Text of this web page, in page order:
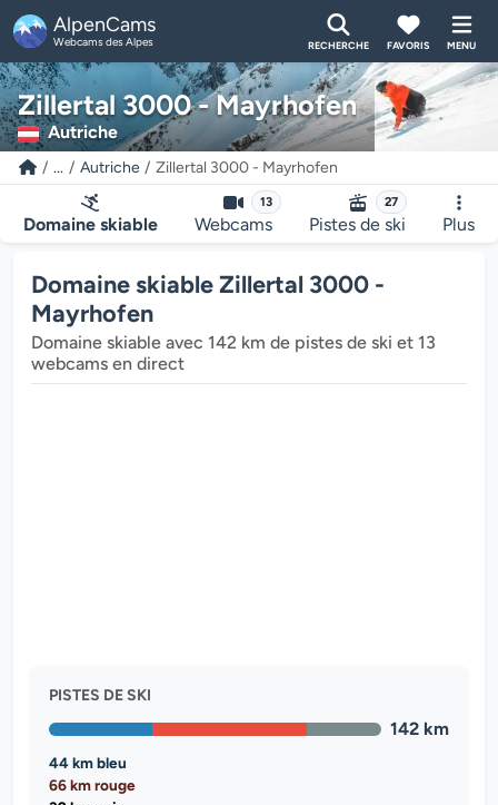
AlpenCams
Webcams des Alpes RECHERCHE FAVORIS MENU
Zillertal 3000 - Mayrhofen
Autriche
... Autriche Zillertal 3000 - Mayrhofen
Domaine skiable
13
Webcams
27
Pistes de ski Plus
Domaine skiable Zillertal 3000 -
Mayrhofen
Domaine skiable avec 142 km de pistes de ski et 13
webcams en direct
PISTES DE SKI
142 km
44 km bleu
66 km rouge